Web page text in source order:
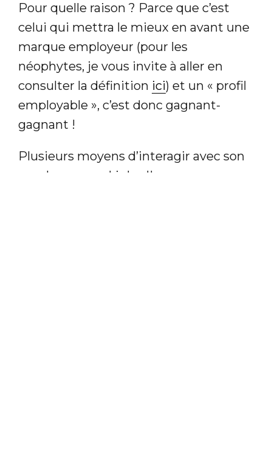
Pour quelle raison ? Parce que c’est
celui qui mettra le mieux en avant une
marque employeur (pour les
néophytes, je vous invite à aller en
consulter la définition ici) et un « profil
employable », c’est donc gagnant-
gagnant !
Plusieurs moyens d’interagir avec son
employeur sur LinkedIn :